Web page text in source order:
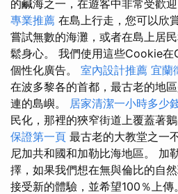
的鹹海之一，在遊客中非常受歡迎
專業推薦 在島上行走，您可以欣
嘗試無數的海灘，或者在島上居
鬆身心。 我們使用這些Cookie
個性化廣告。 室內設計推薦 宜蘭
在波多黎各的首都，最古老的地
連的島嶼。 居家清潔一小時多少
民化，那裡的狹窄街道上覆蓋著鵝
保證第一頁 最古老的大教堂之一
尼加共和國和加勒比海地區。 加
擇，如果我們想在無與倫比的自
接受新的體驗，並希望100％上傳